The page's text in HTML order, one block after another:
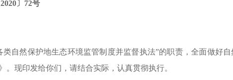
〕72号
类自然保护地生态环境监管制度并监督执法”的职责，全面做好
现印发给你们，请结合实际，认真贯彻执行。